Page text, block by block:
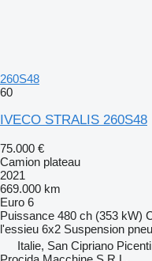
260S48
60
IVECO STRALIS 260S48
75.000 €
Camion plateau
2021
669.000 km
Euro 6
Puissance 480 ch (353 kW)
l'essieu 6x2 Suspension
Italie, San Cipriano